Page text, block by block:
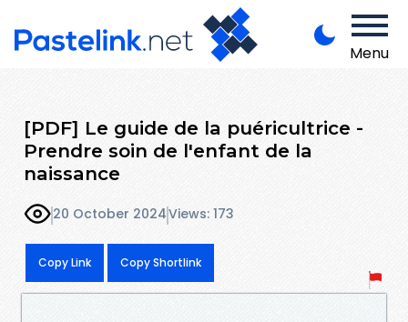
Menu
[PDF] Le guide de la puéricultrice -
Prendre soin de l'enfant de la
naissance
20 October 2024Views: 173
Copy Link Copy Shortlink